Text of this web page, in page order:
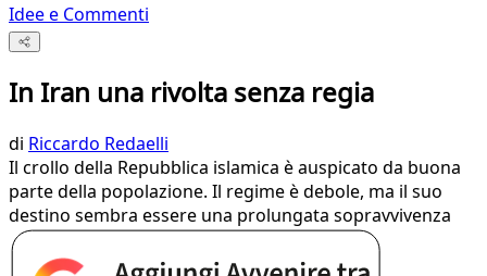
Idee e Commenti
In Iran una rivolta senza regia
di Riccardo Redaelli
Il crollo della Repubblica islamica è auspicato da buona
parte della popolazione. Il regime è debole, ma il suo
destino sembra essere una prolungata sopravvivenza